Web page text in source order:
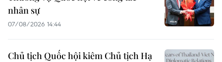
nhân sự
07/08/2026 14:44
Chủ tịch Quốc hội kiêm Chủ tịch Hạ